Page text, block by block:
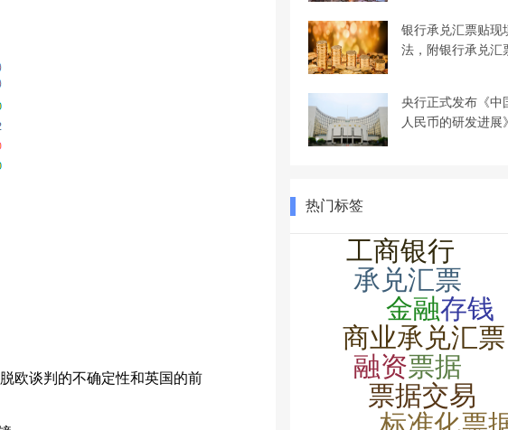
欧谈判的不确定性和英国的前
银行承兑汇票贴现
法，附银行承兑
央行正式发布《中
人民币的研发进
热门标签